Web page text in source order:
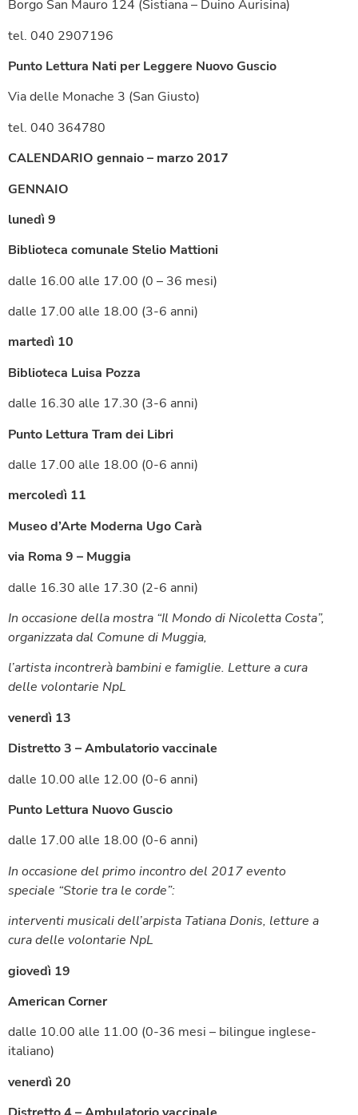
Borgo San Mauro 124 (Sistiana – Duino Aurisina)
tel. 040 2907196
Punto Lettura Nati per Leggere Nuovo Guscio
Via delle Monache 3 (San Giusto)
tel. 040 364780
CALENDARIO gennaio – marzo 2017
GENNAIO
lunedì 9
Biblioteca comunale Stelio Mattioni
dalle 16.00 alle 17.00 (0 – 36 mesi)
dalle 17.00 alle 18.00 (3-6 anni)
martedì 10
Biblioteca Luisa Pozza
dalle 16.30 alle 17.30 (3-6 anni)
Punto Lettura Tram dei Libri
dalle 17.00 alle 18.00 (0-6 anni)
mercoledì 11
Museo d’Arte Moderna Ugo Carà
via Roma 9 – Muggia
dalle 16.30 alle 17.30 (2-6 anni)
In occasione della mostra “Il Mondo di Nicoletta Costa”,
organizzata dal Comune di Muggia,
l’artista incontrerà bambini e famiglie. Letture a cura
delle volontarie NpL
venerdì 13
Distretto 3 – Ambulatorio vaccinale
dalle 10.00 alle 12.00 (0-6 anni)
Punto Lettura Nuovo Guscio
dalle 17.00 alle 18.00 (0-6 anni)
In occasione del primo incontro del 2017 evento
speciale “Storie tra le corde”:
interventi musicali dell’arpista Tatiana Donis, letture a
cura delle volontarie NpL
giovedì 19
American Corner
dalle 10.00 alle 11.00 (0-36 mesi – bilingue inglese-
italiano)
venerdì 20